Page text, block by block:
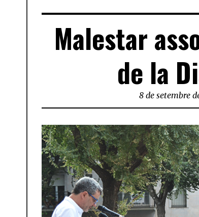
Malestar
de la
8 de setembre